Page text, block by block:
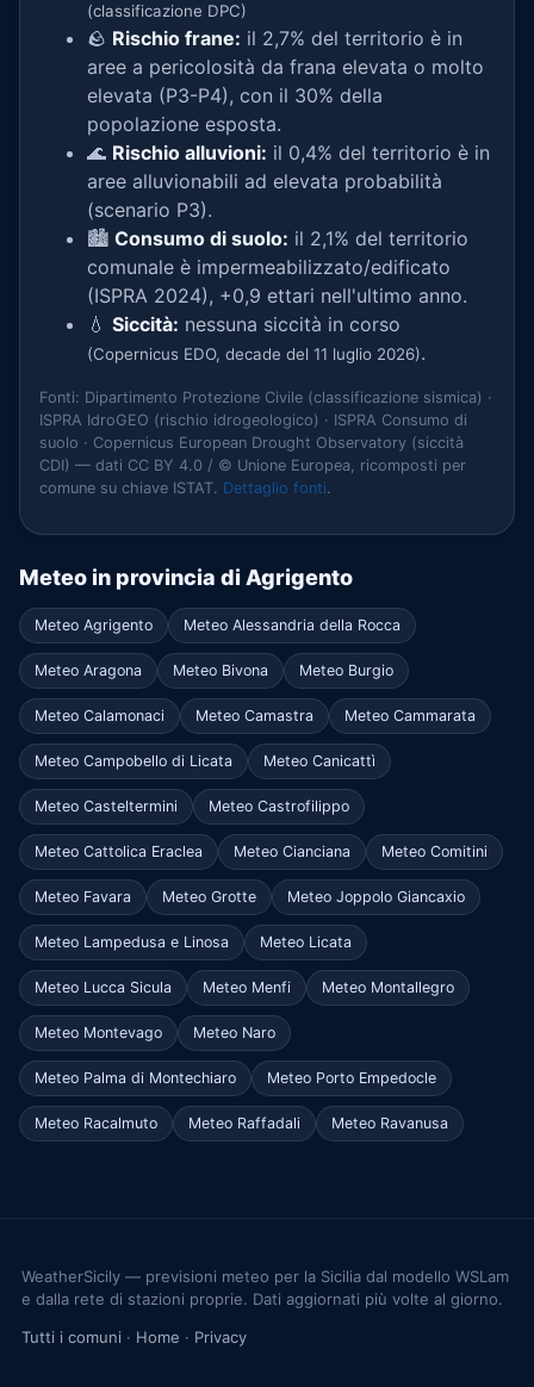
(classificazione DPC)
🪨 Rischio frane: il 2,7% del territorio è in
aree a pericolosità da frana elevata o molto
elevata (P3-P4), con il 30% della
popolazione esposta.
🌊 Rischio alluvioni: il 0,4% del territorio è in
aree alluvionabili ad elevata probabilità
(scenario P3).
🏙️ Consumo di suolo: il 2,1% del territorio
comunale è impermeabilizzato/edificato
(ISPRA 2024), +0,9 ettari nell'ultimo anno.
💧 Siccità: nessuna siccità in corso
(Copernicus EDO, decade del 11 luglio 2026).
Fonti: Dipartimento Protezione Civile (classificazione sismica) ·
ISPRA IdroGEO (rischio idrogeologico) · ISPRA Consumo di
suolo · Copernicus European Drought Observatory (siccità
CDI) — dati CC BY 4.0 / © Unione Europea, ricomposti per
comune su chiave ISTAT. Dettaglio fonti.
Meteo in provincia di Agrigento
Meteo Agrigento Meteo Alessandria della Rocca
Meteo Aragona Meteo Bivona Meteo Burgio
Meteo Calamonaci Meteo Camastra Meteo Cammarata
Meteo Campobello di Licata Meteo Canicattì
Meteo Casteltermini Meteo Castrofilippo
Meteo Cattolica Eraclea Meteo Cianciana Meteo Comitini
Meteo Favara Meteo Grotte Meteo Joppolo Giancaxio
Meteo Lampedusa e Linosa Meteo Licata
Meteo Lucca Sicula Meteo Menfi Meteo Montallegro
Meteo Montevago Meteo Naro
Meteo Palma di Montechiaro Meteo Porto Empedocle
Meteo Racalmuto Meteo Raffadali Meteo Ravanusa
WeatherSicily — previsioni meteo per la Sicilia dal modello WSLam
e dalla rete di stazioni proprie. Dati aggiornati più volte al giorno.
Tutti i comuni · Home · Privacy